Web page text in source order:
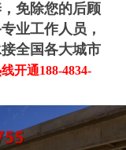
免除您的后顾
业工作人员，
全国各大城市
开通188-4834-